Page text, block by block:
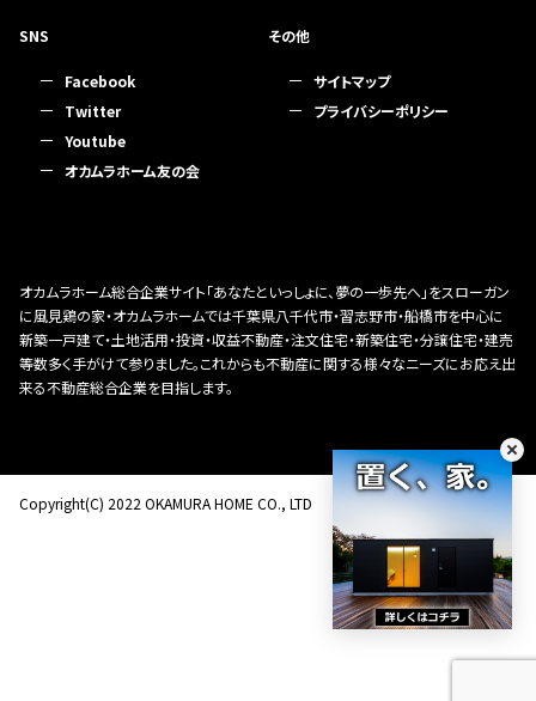
SNS
Facebook
Twitter
Youtube
オカムラホーム友の会
その他
サイトマップ
プライバシーポリシー
オカムラホーム総合企業サイト「あなたといっしょに、夢の一歩先へ」をスローガン
に風見鶏の家・オカムラホームでは千葉県八千代市・習志野市・船橋市を中心に
新築一戸建て・土地活用・投資・収益不動産・注文住宅・新築住宅・分譲住宅・建売
等数多く手がけて参りました。これからも不動産に関する様々なニーズにお応え出
来る不動産総合企業を目指します。
Copyright(C) 2022 OKAMURA HOME CO., LTD